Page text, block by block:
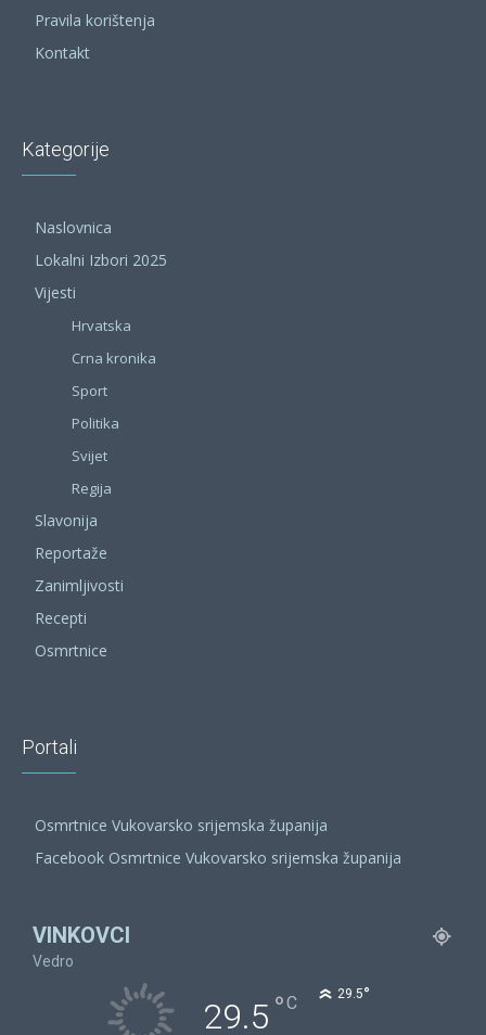
Pravila korištenja
Kontakt
Kategorije
Naslovnica
Lokalni Izbori 2025
Vijesti
Hrvatska
Crna kronika
Sport
Politika
Svijet
Regija
Slavonija
Reportaže
Zanimljivosti
Recepti
Osmrtnice
Portali
Osmrtnice Vukovarsko srijemska županija
Facebook Osmrtnice Vukovarsko srijemska županija
VINKOVCI
Vedro
29.5 °C 29.5°